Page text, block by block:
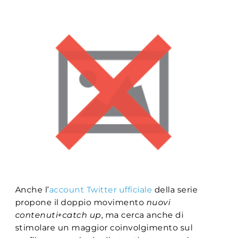
Anche l’account Twitter ufficiale della serie
propone il doppio movimento nuovi
contenuti+catch up, ma cerca anche di
stimolare un maggior coinvolgimento sul